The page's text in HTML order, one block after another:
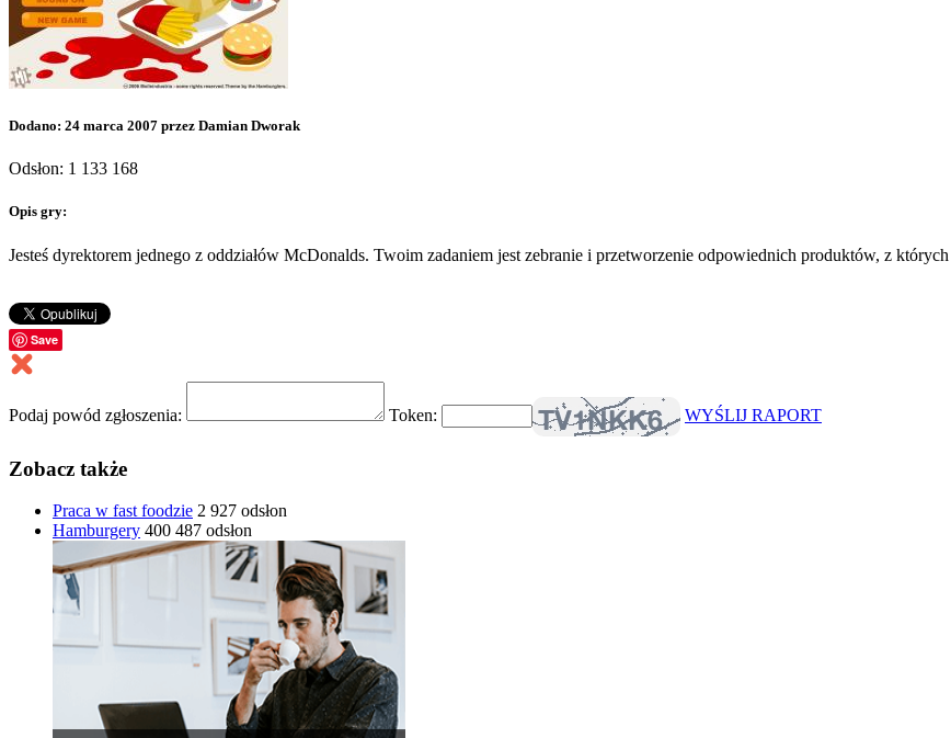
Dodano: 24 marca 2007 przez Damian Dworak
Odsłon: 1 133 168
Opis gry:
Jesteś dyrektorem jednego z oddziałów McDonalds. Twoim zadaniem jest zebranie i przetworzenie odpowiednich produktów, z
Save
Podaj powód zgłoszenia: Token: WYŚLIJ RAPORT
Zobacz także
Praca w fast foodzie 2 927 odsłon
Hamburgery 400 487 odsłon